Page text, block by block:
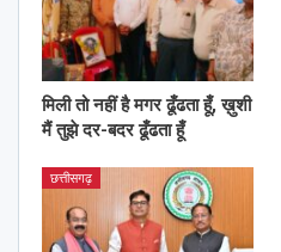
मिली तो नहीं है मगर ढूँढता हूँ, ख़ुशी
मैं तुझे दर-बदर ढूँढता हूँ
छत्तीसगढ़